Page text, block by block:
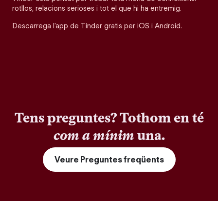
rotllos, relacions serioses i tot el que hi ha entremig.
Descarrega l'app de Tinder gratis per iOS i Android.
Tens preguntes? Tothom en té
com a mínimuna.
Veure Preguntes freqüents